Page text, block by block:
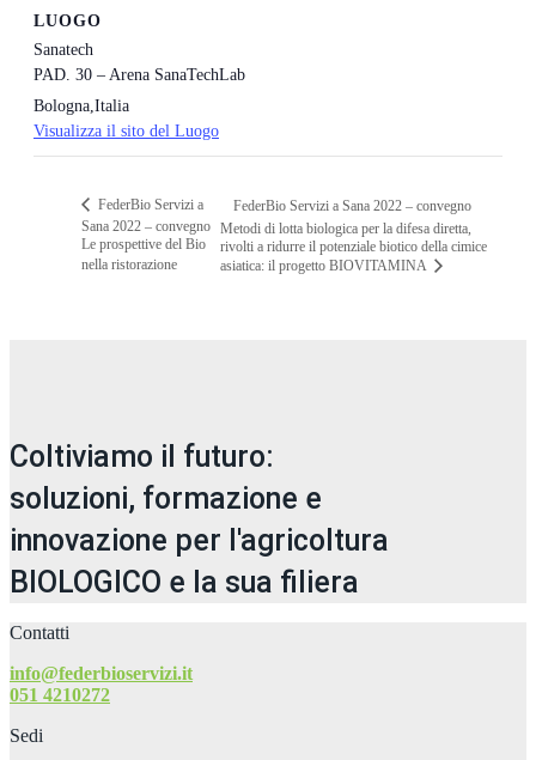
LUOGO
Sanatech
PAD. 30 – Arena SanaTechLab
Bologna Italia
Visualizza il sito del Luogo
FederBio Servizi a
Sana 2022 – convegno
Le prospettive del Bio
nella ristorazione
FederBio Servizi a Sana 2022 – convegno
Metodi di lotta biologica per la difesa diretta,
rivolti a ridurre il potenziale biotico della cimice
asiatica: il progetto BIOVITAMINA
Coltiviamo il futuro:
soluzioni, formazione e
innovazione per l'agricoltura
BIOLOGICO e la sua filiera
Contatti
info@federbioservizi.it
051 4210272
Sedi